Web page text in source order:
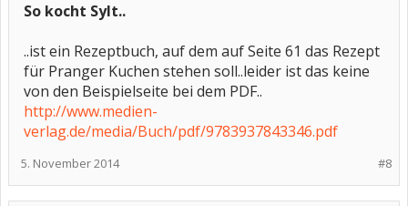
So kocht Sylt..
..ist ein Rezeptbuch, auf dem auf Seite 61 das Rezept
für Pranger Kuchen stehen soll..leider ist das keine
von den Beispielseite bei dem PDF..
http://www.medien-
verlag.de/media/Buch/pdf/9783937843346.pdf
#8
5. November 2014